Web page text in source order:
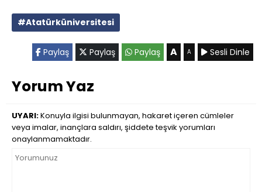
#Atatürküniversitesi
Paylaş Paylaş Paylaş A A Sesli Dinle
Yorum Yaz
UYARI:Konuyla ilgisi bulunmayan, hakaret içeren cümleler
veya imalar, inançlara saldırı, şiddete teşvik yorumları
onaylanmamaktadır.